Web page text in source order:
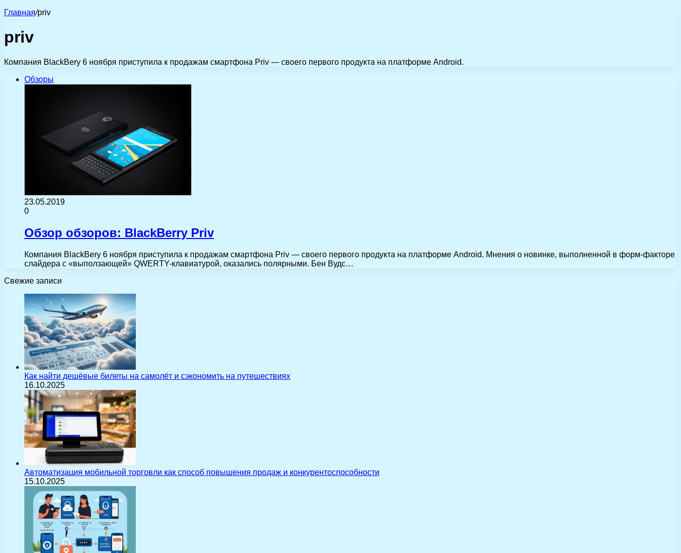
Главная/priv
priv
Компания BlackBery 6 ноября приступила к продажам смартфона Priv — своего первого продукта на платформе Android.
Обзоры
23.05.2019
0
Обзор обзоров: BlackBerry Priv
Компания BlackBery 6 ноября приступила к продажам смартфона Priv — своего первого продукта на платформе Android. Мнения о новинке, выполненной в форм-факторе
слайдера с «выползающей» QWERTY-клавиатурой, оказались полярными. Бен Вудс…
Свежие записи
Как найти дешёвые билеты на самолёт и сэкономить на путешествиях
16.10.2025
Автоматизация мобильной торговли как способ повышения продаж и конкурентоспособности
15.10.2025